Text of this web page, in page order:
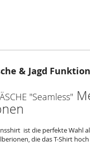
& Jagd
"Seamless"
ist die perfekte Wahl
die das T-Shirt